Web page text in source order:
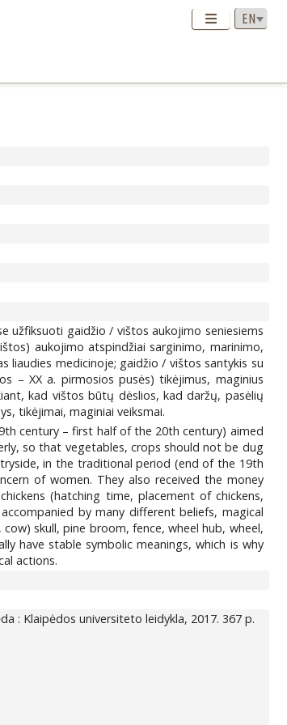
užfiksuoti gaidžio / vištos aukojimo seniesiems
aukojimo atspindžiai sarginimo, marinimo,
medicinoje; gaidžio / vištos santykis su
– XX a. pirmosios pusės) tikėjimus, maginius
kad vištos būtų dėslios, kad daržų, pasėlių
tikėjimai, maginiai veiksmai.
century – first half of the 20th century) aimed
so that vegetables, crops should not be dug
in the traditional period (end of the 19th
of women. They also received the money
(hatching time, placement of chickens,
by many different beliefs, magical
skull, pine broom, fence, wheel hub, wheel,
have stable symbolic meanings, which is why
actions.
: Klaipėdos universiteto leidykla, 2017. 367 p.